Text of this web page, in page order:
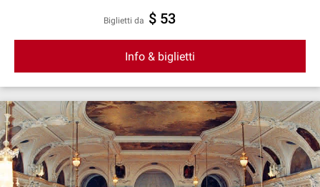
Biglietti da $ 53
Info & biglietti